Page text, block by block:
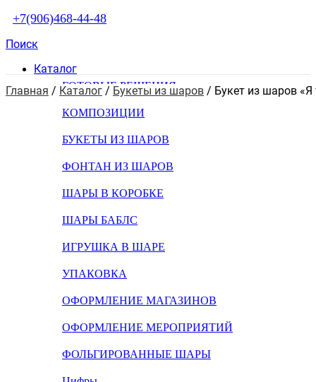
+7(906)468-44-48
Поиск
Каталог
ГОТОВЫЕ РЕШЕНИЯ
КОМПОЗИЦИИ
БУКЕТЫ ИЗ ШАРОВ
ФОНТАН ИЗ ШАРОВ
ШАРЫ В КОРОБКЕ
ШАРЫ БАБЛС
ИГРУШКА В ШАРЕ
УПАКОВКА
ОФОРМЛЕНИЕ МАГАЗИНОВ
ОФОРМЛЕНИЕ МЕРОПРИЯТИЙ
ФОЛЬГИРОВАННЫЕ ШАРЫ
Главная / Каталог / Букеты из шаров / Букет из шаров